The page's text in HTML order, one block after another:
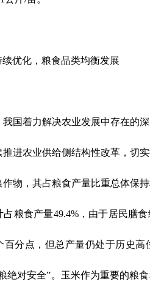
优化，粮食品类均衡发展
着力解决农业发展中存在的深
进农业供给侧结构性改革，切
物，其占粮食产量比重总体保
占粮食产量49.4%，由于居民膳
百分点，但总产量仍处于历史
绝对安全”。玉米作为重要的粮